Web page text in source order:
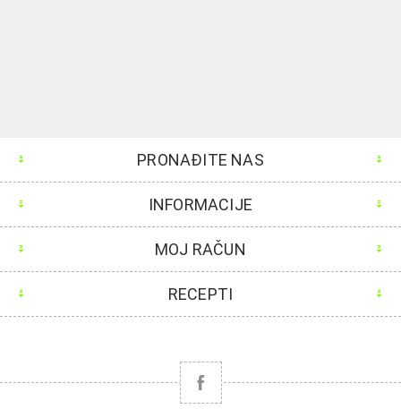
PRONAĐITE NAS
INFORMACIJE
MOJ RAČUN
RECEPTI